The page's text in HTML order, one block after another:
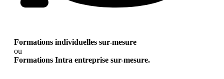
Formations individuelles sur-mesure
ou
Formations Intra entreprise sur-mesure.